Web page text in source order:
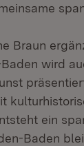
Braun
wird
ein
Baden